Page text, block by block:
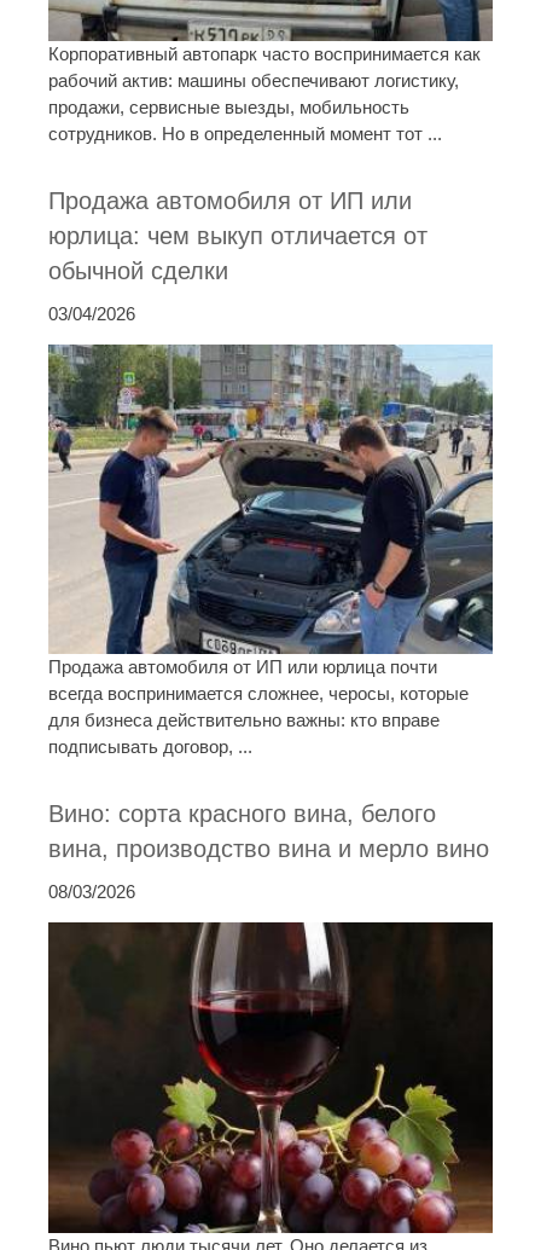
Корпоративный автопарк часто воспринимается как
рабочий актив: машины обеспечивают логистику,
продажи, сервисные выезды, мобильность
сотрудников. Но в определенный момент тот ...
Продажа автомобиля от ИП или
юрлица: чем выкуп отличается от
обычной сделки
03/04/2026
Продажа автомобиля от ИП или юрлица почти
всегда воспринимается сложнее, черосы, которые
для бизнеса действительно важны: кто вправе
подписывать договор, ...
Вино: сорта красного вина, белого
вина, производство вина и мерло вино
08/03/2026
Вино пьют люди тысячи лет. Оно делается из